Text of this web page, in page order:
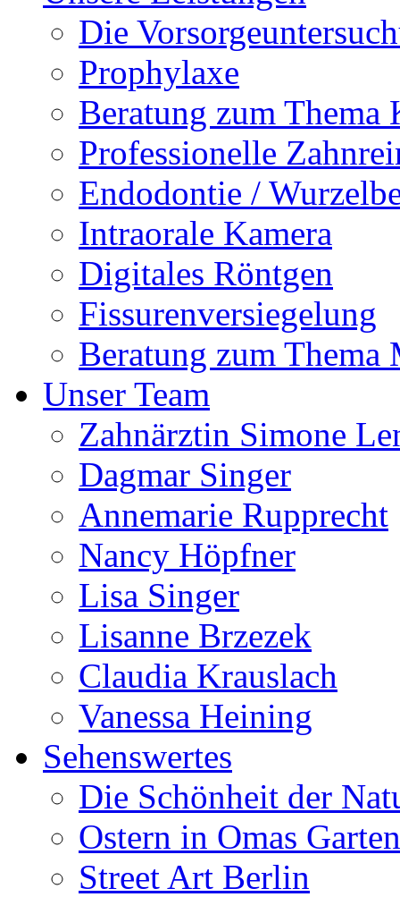
Die
Prophylaxe
Beratung zum Thema
Professionelle
Endodontie /
Intraorale Kamera
Digitales Röntgen
Fissurenversiegelung
Beratung zum Thema
Unser Team
Zahnärztin Simone
Dagmar Singer
Annemarie Rupprecht
Nancy Höpfner
Lisa Singer
Lisanne Brzezek
Claudia Krauslach
Vanessa Heining
Sehenswertes
Die Schönheit der
Ostern in Omas Garten
Street Art Berlin